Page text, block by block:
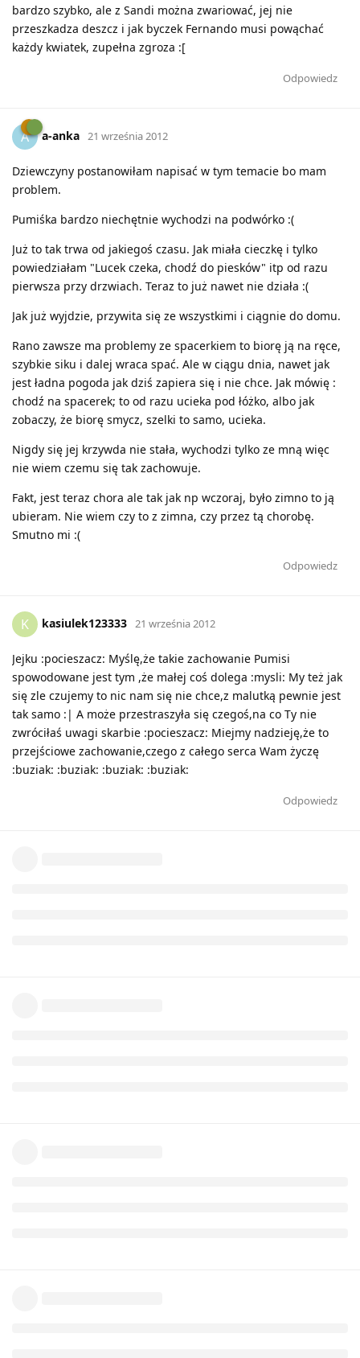
bardzo szybko, ale z Sandi można zwariować, jej nie
przeszkadza deszcz i jak byczek Fernando musi powąchać
każdy kwiatek, zupełna zgroza :[
Odpowiedz
A a-anka 21 września 2012
Dziewczyny postanowiłam napisać w tym temacie bo mam
problem.
Pumiśka bardzo niechętnie wychodzi na podwórko :(
Już to tak trwa od jakiegoś czasu. Jak miała cieczkę i tylko
powiedziałam "Lucek czeka, chodź do piesków" itp od razu
pierwsza przy drzwiach. Teraz to już nawet nie działa :(
Jak już wyjdzie, przywita się ze wszystkimi i ciągnie do domu.
Rano zawsze ma problemy ze spacerkiem to biorę ją na ręce,
szybkie siku i dalej wraca spać. Ale w ciągu dnia, nawet jak
jest ładna pogoda jak dziś zapiera się i nie chce. Jak mówię :
chodź na spacerek; to od razu ucieka pod łóżko, albo jak
zobaczy, że biorę smycz, szelki to samo, ucieka.
Nigdy się jej krzywda nie stała, wychodzi tylko ze mną więc
nie wiem czemu się tak zachowuje.
Fakt, jest teraz chora ale tak jak np wczoraj, było zimno to ją
ubieram. Nie wiem czy to z zimna, czy przez tą chorobę.
Smutno mi :(
Odpowiedz
K kasiulek123333 21 września 2012
Jejku :pocieszacz: Myślę,że takie zachowanie Pumisi
spowodowane jest tym ,że małej coś dolega :mysli: My też jak
się zle czujemy to nic nam się nie chce,z malutką pewnie jest
tak samo :| A może przestraszyła się czegoś,na co Ty nie
zwróciłaś uwagi skarbie :pocieszacz: Miejmy nadzieję,że to
przejściowe zachowanie,czego z całego serca Wam życzę
:buziak: :buziak: :buziak: :buziak:
Odpowiedz